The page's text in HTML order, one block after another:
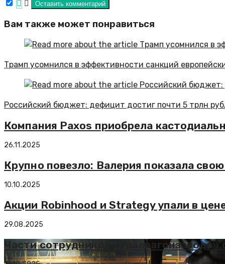
Вам также может понравиться
Трамп усомнился в эффективности санкций
Российский бюджет: дефицит достиг почти 5 трлн
Компания Paxos приобрела
26.11.2025
Крупно повезло: Валерия показала
10.10.2025
Акции Robinhood и Strategy упали в
29.08.2025
Части сотрудников